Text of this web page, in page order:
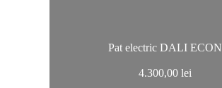
Pat electric DALI ECON
4.300,00 lei